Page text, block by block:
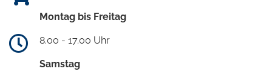
Montag bis Freitag
8.00 - 17.00 Uhr
Samstag